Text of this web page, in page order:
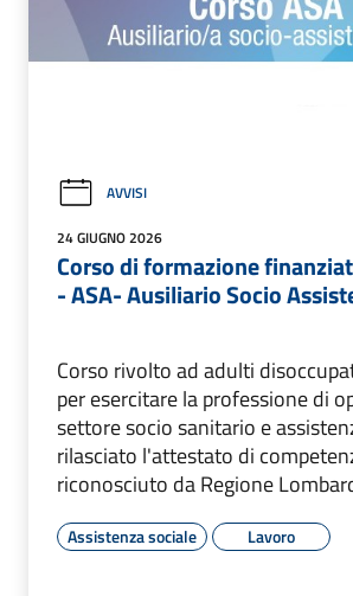
AVVISI
24 GIUGNO 2026
Corso di formazione
- ASA- Ausiliario Socio
Corso rivolto ad adulti
per esercitare la professione di
settore socio sanitario e
rilasciato l'attestato di
riconosciuto da Regione
Assistenza sociale Lavoro